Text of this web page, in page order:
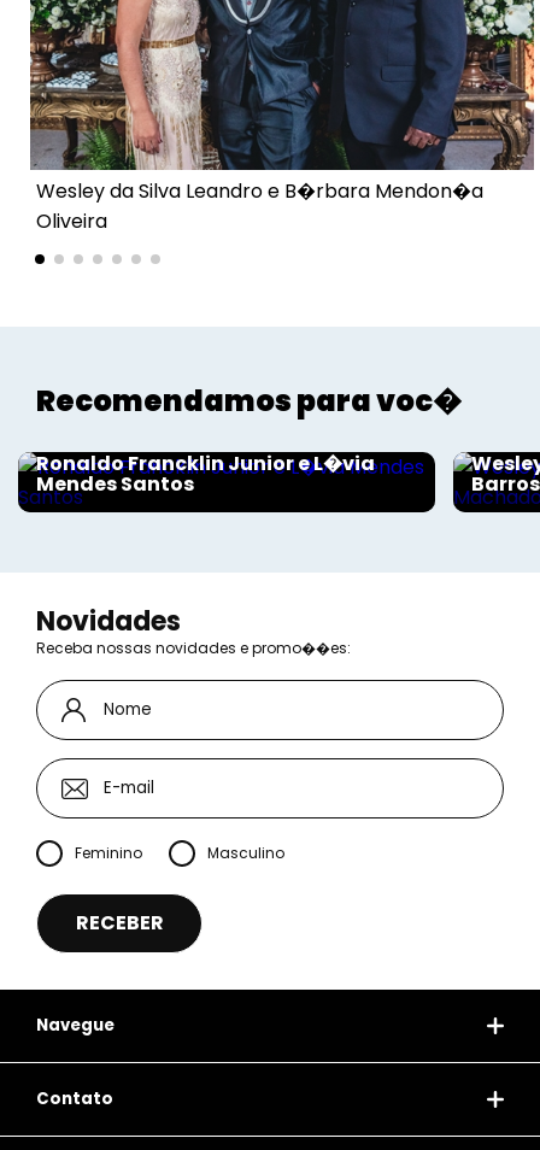
Voltar
Wesley da Silva Leandro e B�rbara Mendon�a
Oliveira
Recomendamos para voc�
Ronaldo Francklin Junior e L�via
Mendes Santos
Novidades
Receba nossas novidades e promo��es:
Feminino Masculino
Navegue
Contato